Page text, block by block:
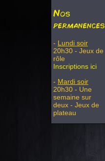
Nos
permanences
- Lundi soir
20h30 - Jeux de
rôle
Inscriptions ici
- Mardi soir
20h30 - Une
semaine sur
deux - Jeux de
plateau